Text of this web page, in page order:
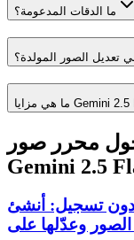
ما الدقات المدعومة؟
تعديل الصور المولدة؟
حول محرر صور
Gemini 2.5
بدون تسجيل: أنشئ